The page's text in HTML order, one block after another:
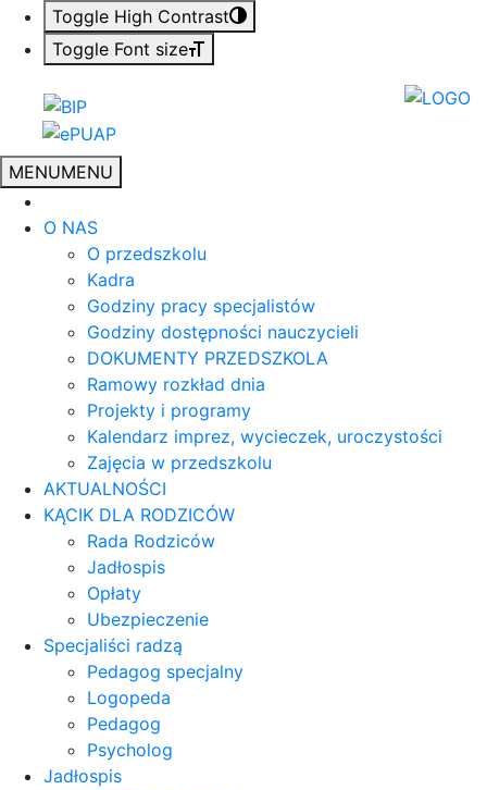
Toggle High Contrast
Toggle Font size
MENUMENU
O NAS
O przedszkolu
Kadra
Godziny pracy specjalistów
Godziny dostępności nauczycieli
DOKUMENTY PRZEDSZKOLA
Ramowy rozkład dnia
Projekty i programy
Kalendarz imprez, wycieczek, uroczystości
Zajęcia w przedszkolu
AKTUALNOŚCI
KĄCIK DLA RODZICÓW
Rada Rodziców
Jadłospis
Opłaty
Ubezpieczenie
Specjaliści radzą
Pedagog specjalny
Logopeda
Pedagog
Psycholog
Jadłospis